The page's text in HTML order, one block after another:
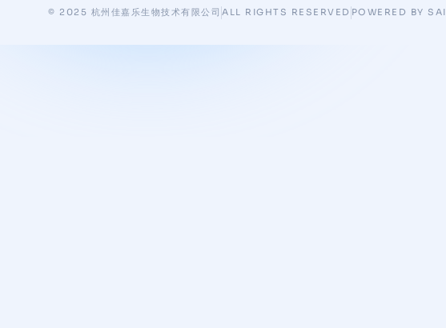
© 2025 杭州佳嘉乐生物技术有限公司 ALL RIGHTS RESERVED POWERED BY SAI